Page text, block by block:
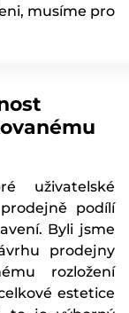
musíme pro
uživatelské
podílí
Byli jsme
prodejny
rozložení
estetice